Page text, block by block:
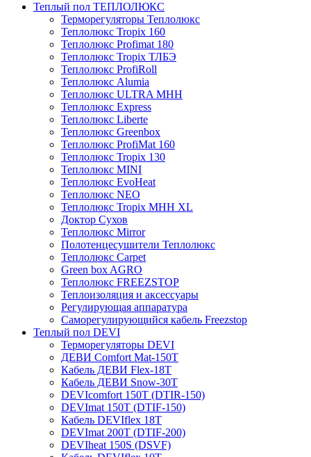
Теплый пол ТЕПЛОЛЮКС
Терморегуляторы Теплолюкс
Теплолюкс Tropix 160
Теплолюкс Profimat 180
Теплолюкс Tropix ТЛБЭ
Теплолюкс ProfiRoll
Теплолюкс Alumia
Теплолюкс ULTRA МНН
Теплолюкс Express
Теплолюкс Liberte
Теплолюкс Greenbox
Теплолюкс ProfiMat 160
Теплолюкс Tropix 130
Теплолюкс MINI
Теплолюкс EvoHeat
Теплолюкс NEO
Теплолюкс Tropix МНН XL
Доктор Сухов
Теплолюкс Mirror
Полотенцесушители Теплолюкс
Теплолюкс Carpet
Green box AGRO
Теплолюкс FREEZSTOP
Теплоизоляция и аксессуары
Регулирующая аппаратура
Cаморегулирующийся кабель Freezstop
Теплый пол DEVI
Терморегуляторы DEVI
ДЕВИ Comfort Mat-150T
Кабель ДЕВИ Flex-18T
Кабель ДЕВИ Snow-30T
DEVIcomfort 150T (DTIR-150)
DEVImat 150T (DTIF-150)
Кабель DEVIflex 18T
DEVImat 200T (DTIF-200)
DEVIheat 150S (DSVF)